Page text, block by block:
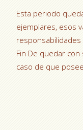
Esta periodo
ejemplares, esos
responsabilidades
Fin De quedar
caso de que